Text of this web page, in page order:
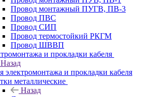
Провод монтажный ПУГВ, ПВ-3
Провод ПВС
Провод СИП
Провод термостойкий РКГМ
Провод ШВВП
и прокладки кабеля
Назад
электромонтажа и прокладки кабеля
металлические
Назад